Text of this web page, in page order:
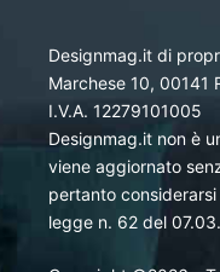
Designmag.it di
Marchese 10, 00141
I.V.A. 12279101005
Designmag.it non è
viene aggiornato
pertanto
legge n. 62 del